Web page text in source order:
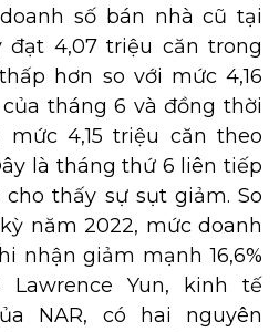
số bán nhà cũ tại
đạt 4,07 triệu căn trong
hơn so với mức 4,16
tháng 6 và đồng thời
mức 4,15 triệu căn theo
là tháng thứ 6 liên tiếp
cho thấy sự sụt giảm. So
năm 2022, mức doanh
nhận giảm mạnh 16,6%
Lawrence Yun, kinh tế
NAR, có hai nguyên